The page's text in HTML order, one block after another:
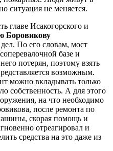
ситуация не меняется.
главе Исакогорского и
Боровикову
По его словам, мост
базе и
потерян, поэтому взять
возможным.
можно вкладывать только
собственность. А для этого
на что необходимо
после ремонта по
скорая помощь и
отреагировал и
средства на это даже из